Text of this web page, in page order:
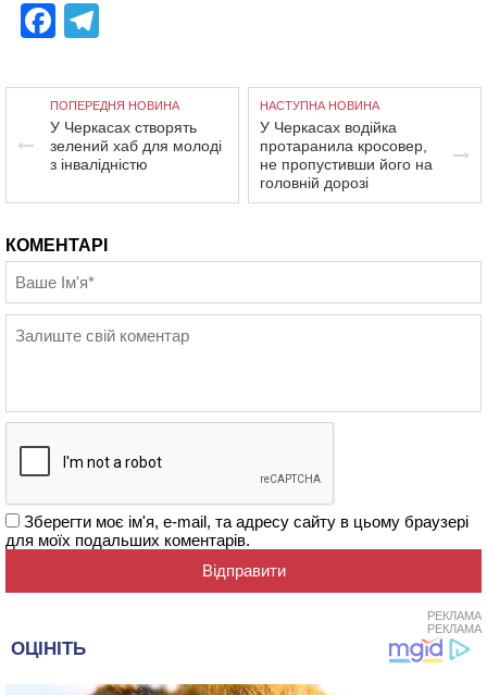
Facebook
ПОПЕРЕДНЯ НОВИНА
У Черкасах створять
зелений хаб для молоді
з інвалідністю
НАСТУПНА НОВИНА
У Черкасах водійка
протаранила кросовер,
не пропустивши його на
головній дорозі
КОМЕНТАРІ
Зберегти моє ім'я, e-mail, та адресу сайту в цьому браузері
для моїх подальших коментарів.
РЕКЛАМА
РЕКЛАМА